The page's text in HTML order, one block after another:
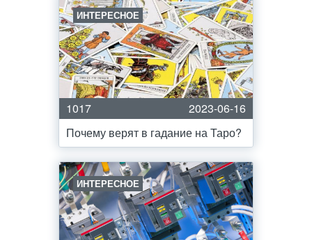
ИНТЕРЕСНОЕ
1017
2023-06-16
Почему верят в гадание на Таро?
ИНТЕРЕСНОЕ